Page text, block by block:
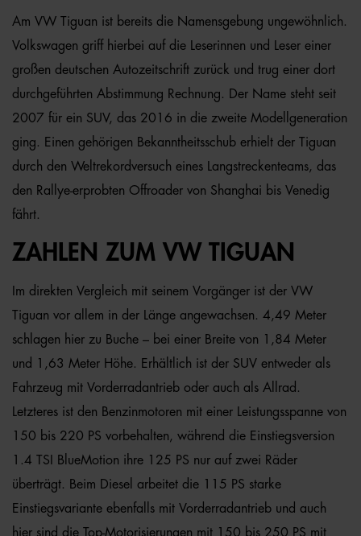
Am VW Tiguan ist bereits die Namensgebung ungewöhnlich.
Volkswagen griff hierbei auf die Leserinnen und Leser einer
großen deutschen Autozeitschrift zurück und trug einer dort
durchgeführten Abstimmung Rechnung. Der Name steht seit
2007 für ein SUV, das 2016 in die zweite Modellgeneration
ging. Einen gehörigen Bekanntheitsschub erhielt der Tiguan
durch den Weltrekordversuch eines Langstreckenteams, das
den Rallye-erprobten Offroader von Shanghai bis Venedig
fährt.
ZAHLEN ZUM VW TIGUAN
Im direkten Vergleich mit seinem Vorgänger ist der VW
Tiguan vor allem in der Länge angewachsen. 4,49 Meter
schlagen hier zu Buche – bei einer Breite von 1,84 Meter
und 1,63 Meter Höhe. Erhältlich ist der SUV entweder als
Fahrzeug mit Vorderradantrieb oder auch als Allrad.
Letzteres ist den Benzinmotoren mit einer Leistungsspanne von
150 bis 220 PS vorbehalten, während die Einstiegsversion
1.4 TSI BlueMotion ihre 125 PS nur auf zwei Räder
überträgt. Beim Diesel arbeitet die 115 PS starke
Einstiegsvariante ebenfalls mit Vorderradantrieb und auch
hier sind die Top-Motorisierungen mit 150 bis 250 PS mit